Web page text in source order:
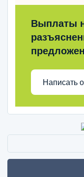
Выплаты
Написать